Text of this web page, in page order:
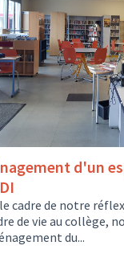
d'un
cadre de notre
de vie au collège,
du...